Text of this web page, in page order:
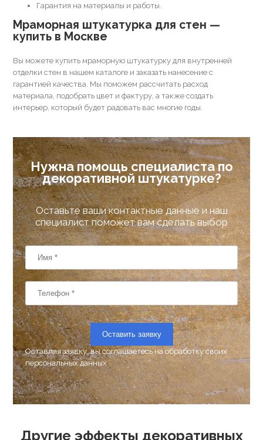
Гарантия на материалы и работы.
Мраморная штукатурка для стен —
купить в Москве
Вы можете купить мраморную штукатурку для внутренней
отделки стен в нашем каталоге и заказать нанесение с
гарантией качества. Мы поможем рассчитать расход
материала, подобрать цвет и фактуру, а также создать
интерьер, который будет радовать вас многие годы.
Нужна помощь специалиста по
декоративной штукатурке?
Оставьте ваши контактные данные и наш
специалист поможет вам сделать выбор
Оставить заявку
Оставляя заявку, вы соглашаетесь наобработку своих
персональных данных
Другие эффекты декоративных